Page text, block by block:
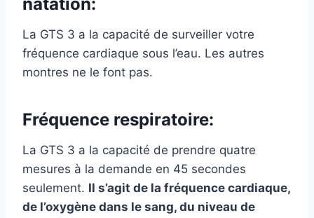
natation:
La GTS 3 a la capacité de surveiller votre
fréquence cardiaque sous l’eau. Les autres
montres ne le font pas.
Fréquence respiratoire:
La GTS 3 a la capacité de prendre quatre
mesures à la demande en 45 secondes
seulement. Il s’agit de la fréquence cardiaque,
de l’oxygène dans le sang, du niveau de